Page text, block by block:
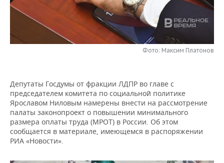
НЕФТЕХИМИЯ
НЕФТЬ
РОЗНИЧНАЯ ТОРГОВЛЯ
ТРАНСПОРТ
НОВОСТИ ТЕХНОЛОГИЙ
IT
ТЕЛЕКОММУНИКАЦИИ
МЕРОПРИЯТИЯ
НОВОСТИ МЕРОПРИЯТИЙ
БИЗНЕС-БРАНЧИ
ONLINE-КОНФЕРЕНЦИИ
ОТКРЫТАЯ ЛЕКЦИЯ
СПОРТ
ФУТБОЛ
ХОККЕЙ
БАСКЕТБОЛ
НОВОСТИ ОБЩЕСТВА
ВЛАСТЬ
ИНФРАСТРУКТУРА
ФОТОГАЛЕРЕЯ
СЮЖЕТЫ
СПРАВОЧНИК
Фото: Максим Платонов
Депутаты Госдумы от фракции ЛДПР во главе с
председателем комитета по социальной политике
Ярославом Ниловым намерены внести на рассмотрение
палаты законопроект о повышении минимального
размера оплаты труда (МРОТ) в России. Об этом
сообщается в материале, имеющемся в распоряжении
РИА «Новости».